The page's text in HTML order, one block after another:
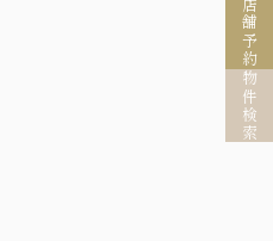
店舗予約
物件検索